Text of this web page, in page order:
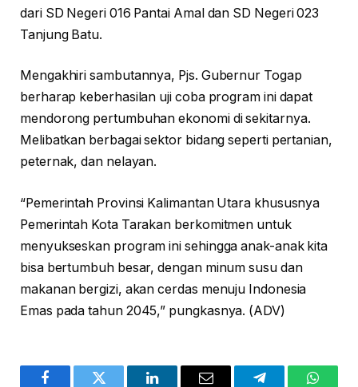
dari SD Negeri 016 Pantai Amal dan SD Negeri 023
Tanjung Batu.
Mengakhiri sambutannya, Pjs. Gubernur Togap
berharap keberhasilan uji coba program ini dapat
mendorong pertumbuhan ekonomi di sekitarnya.
Melibatkan berbagai sektor bidang seperti pertanian,
peternak, dan nelayan.
“Pemerintah Provinsi Kalimantan Utara khususnya
Pemerintah Kota Tarakan berkomitmen untuk
menyukseskan program ini sehingga anak-anak kita
bisa bertumbuh besar, dengan minum susu dan
makanan bergizi, akan cerdas menuju Indonesia
Emas pada tahun 2045,” pungkasnya. (ADV)